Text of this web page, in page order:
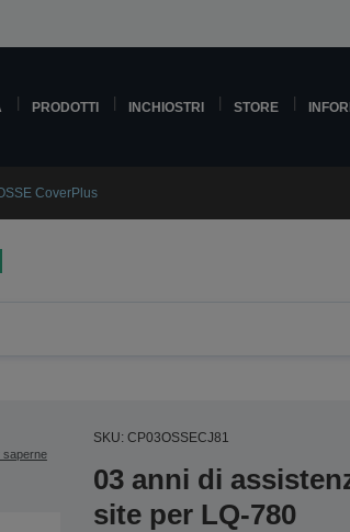
PRODOTTI INCHIOSTRI STORE
CoverPlus
saperne
SKU: CP03OSSECJ81
03 anni di
site per LQ-780